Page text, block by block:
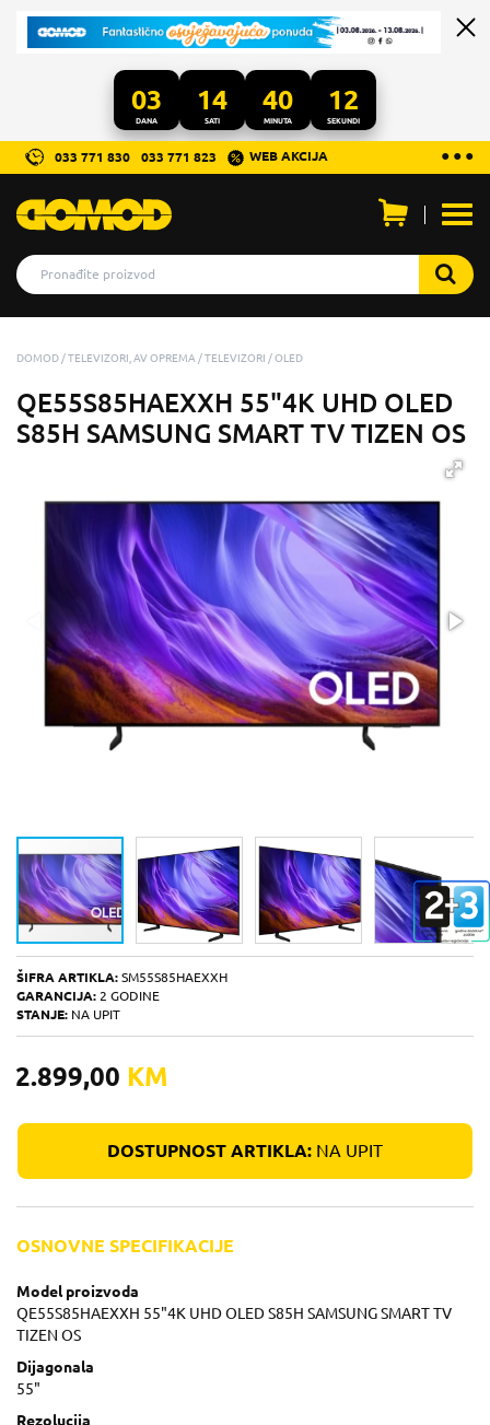
03
DANA
14
SATI
40
MINUTA
10
SEKUNDI
...
● ● ●
033 771 830 033 771 823 WEB AKCIJA
DOMOD TELEVIZORI, AV OPREMA TELEVIZORI OLED
QE55S85HAEXXH 55"4K UHD OLED
S85H SAMSUNG SMART TV TIZEN OS
ŠIFRA ARTIKLA: SM55S85HAEXXH
GARANCIJA: 2 GODINE
STANJE: NA UPIT
2.899,00 KM
DOSTUPNOST ARTIKLA: NA UPIT
OSNOVNE SPECIFIKACIJE
Model proizvoda
QE55S85HAEXXH 55"4K UHD OLED S85H SAMSUNG SMART TV
TIZEN OS
Dijagonala
55"
Rezolucija